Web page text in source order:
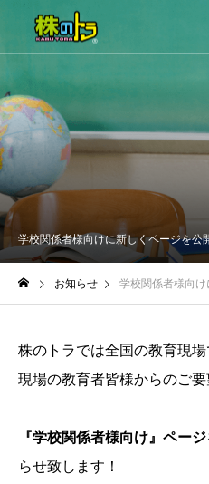
学校関係者様向けに新しくページを公
お知らせ 学校関係者様向け
株のトラでは全国の教育現
現場の教育者皆様からのご要
『学校関係者様向け』ページ
らせ致します！